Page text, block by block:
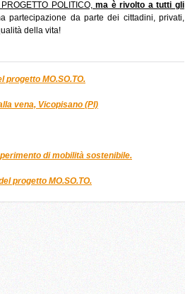
POLITICO,ma è rivolto a tutti gli
partecipazione da parte dei cittadini, privati,
della vita!
progetto MO.SO.TO.
vena, Vicopisano (PI)
di mobilità sostenibile.
progetto MO.SO.TO.